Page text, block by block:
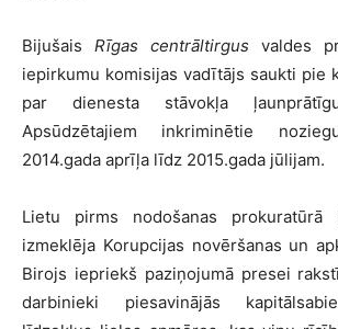
Bijušais Rīgas centrāltirgus valdes
iepirkumu komisijas vadītājs saukti pie
par dienesta stāvokļa
Apsūdzētajiem inkriminētie
2014.gada aprīļa līdz 2015.gada jūlijam.
Lietu pirms nodošanas prokuratūrā
izmeklēja Korupcijas novēršanas un
Birojs iepriekš paziņojumā presei
darbinieki piesavinājās